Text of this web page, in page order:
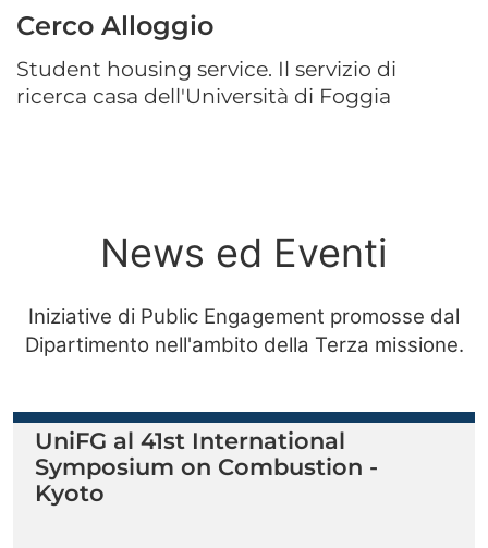
Cerco Alloggio
Student housing service. Il servizio di
ricerca casa dell'Università di Foggia
News ed Eventi
Iniziative di Public Engagement promosse dal
Dipartimento nell'ambito della Terza missione.
UniFG al 41st International
Symposium on Combustion -
Kyoto